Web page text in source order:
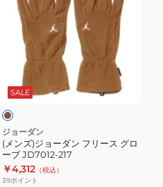
JD9019-
011
速
乾
ン
フ
リ
ー
ス
グ
SALE
ジョーダン
(メンズ)ジョーダン フリース グロ
ーブ JD7012-217
￥4,312 （税込）
39ポイント